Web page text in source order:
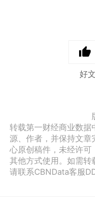
好
转载第一财经商业数据
源、作者，并保持文章
心原创稿件，未经许可
其他方式使用。如需转
请联系CBNData客服